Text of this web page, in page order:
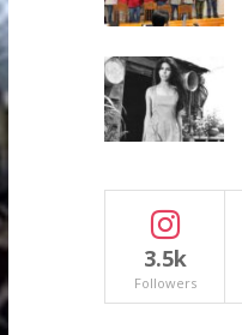
3.5k
Followers